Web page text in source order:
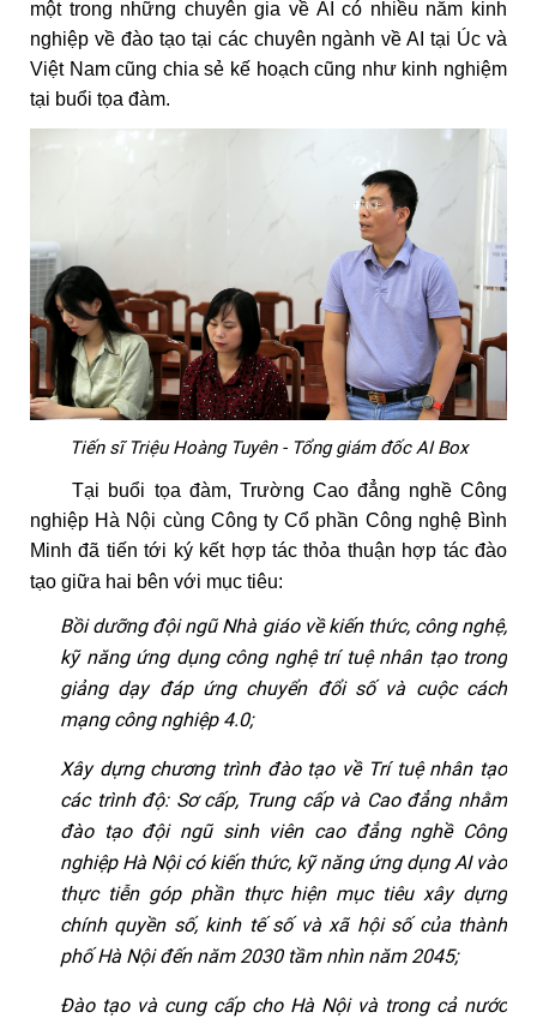
một trong những chuyên gia về AI có nhiều năm kinh
nghiệp về đào tạo tại các chuyên ngành về AI tại Úc và
Việt Nam cũng chia sẻ kế hoạch cũng như kinh nghiệm
tại buổi tọa đàm.
Tiến sĩ Triệu Hoàng Tuyên - Tổng giám đốc AI Box
Tại buổi tọa đàm, Trường Cao đẳng nghề Công
nghiệp Hà Nội cùng Công ty Cổ phần Công nghệ Bình
Minh đã tiến tới ký kết hợp tác thỏa thuận hợp tác đào
tạo giữa hai bên với mục tiêu:
Bồi dưỡng đội ngũ Nhà giáo về kiến thức, công nghệ,
kỹ năng ứng dụng công nghệ trí tuệ nhân tạo trong
giảng dạy đáp ứng chuyển đổi số và cuộc cách
mạng công nghiệp 4.0;
Xây dựng chương trình đào tạo về Trí tuệ nhân tạo
các trình độ: Sơ cấp, Trung cấp và Cao đẳng nhằm
đào tạo đội ngũ sinh viên cao đẳng nghề Công
nghiệp Hà Nội có kiến thức, kỹ năng ứng dụng AI vào
thực tiễn góp phần thực hiện mục tiêu xây dựng
chính quyền số, kinh tế số và xã hội số của thành
phố Hà Nội đến năm 2030 tầm nhìn năm 2045;
Đào tạo và cung cấp cho Hà Nội và trong cả nước